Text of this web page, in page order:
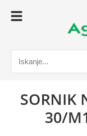
SORNIK
30/